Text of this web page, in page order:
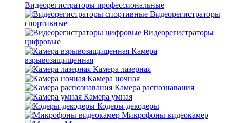
Видеорегистраторы профессиональные
Видеорегистраторы
спортивные
Видеорегистраторы
цифровые
Камера
взрывозащищенная
Камера лазерная
Камера ночная
Камера распознавания
Камера умная
Кодеры-декодеры
Микрофоны видеокамер